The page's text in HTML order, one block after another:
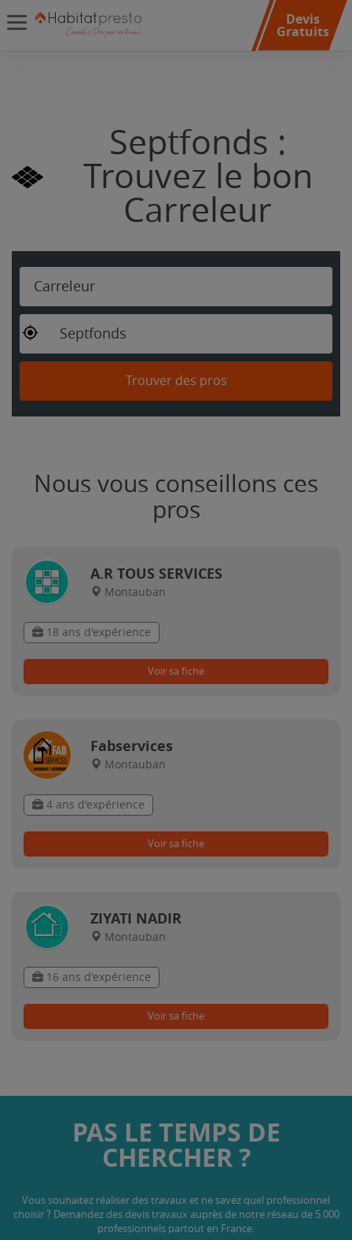
Devis
Gratuits
Septfonds :
Trouvez le bon
Carreleur
Carreleur
Septfonds
Trouver des pros
Nous vous conseillons ces
pros
A.R TOUS SERVICES
Montauban
18 ans d'expérience
Voir sa fiche
Fabservices
Montauban
4 ans d'expérience
Voir sa fiche
ZIYATI NADIR
Montauban
16 ans d'expérience
Voir sa fiche
PAS LE TEMPS DE
CHERCHER ?
Vous souhaitez réaliser des travaux et ne savez quel professionnel
choisir ? Demandez des devis travaux auprès de notre réseau de 5 000
professionnels partout en France.